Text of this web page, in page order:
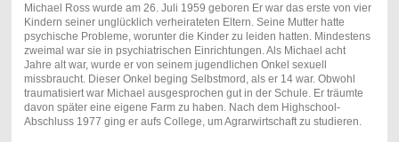
Michael Ross wurde am 26. Juli 1959 geboren Er war das erste von vier
Kindern seiner unglücklich verheirateten Eltern. Seine Mutter hatte
psychische Probleme, worunter die Kinder zu leiden hatten. Mindestens
zweimal war sie in psychiatrischen Einrichtungen. Als Michael acht
Jahre alt war, wurde er von seinem jugendlichen Onkel sexuell
missbraucht. Dieser Onkel beging Selbstmord, als er 14 war. Obwohl
traumatisiert war Michael ausgesprochen gut in der Schule. Er träumte
davon später eine eigene Farm zu haben. Nach dem Highschool-
Abschluss 1977 ging er aufs College, um Agrarwirtschaft zu studieren.